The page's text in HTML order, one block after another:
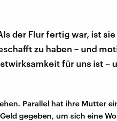
der Flur fertig war, ist sie
zu haben – und
für uns ist –
Parallel hat ihre Mutter
gegeben, um sich eine